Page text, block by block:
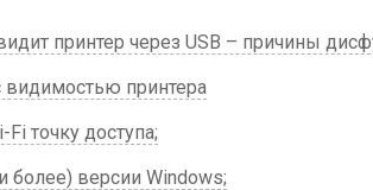
принтер через USB – причины
принтера
точку доступа;
более) версии Windows;